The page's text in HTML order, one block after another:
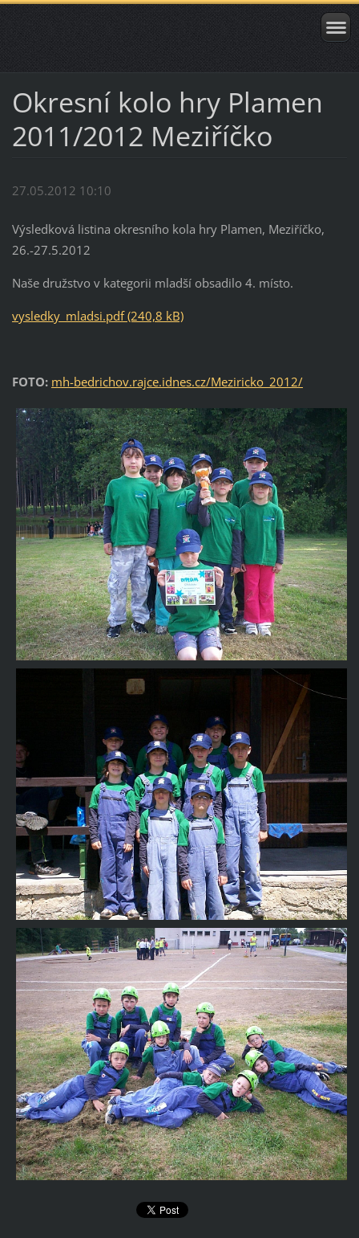
Okresní kolo hry Plamen
2011/2012 Meziříčko
27.05.2012 10:10
Výsledková listina okresního kola hry Plamen, Meziříčko,
26.-27.5.2012
Naše družstvo v kategorii mladší obsadilo 4. místo.
vysledky_mladsi.pdf (240,8 kB)
FOTO: mh-bedrichov.rajce.idnes.cz/Meziricko_2012/